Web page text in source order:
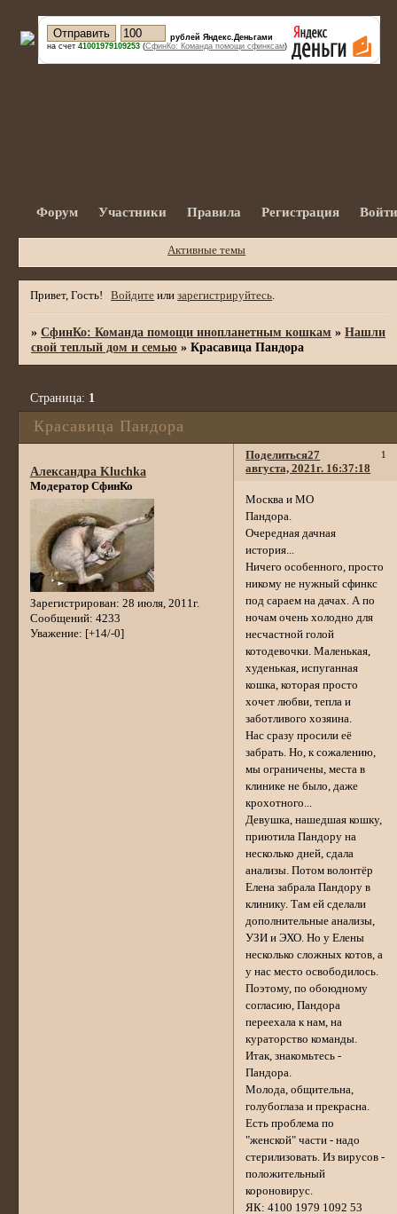
рублей Яндекс.Деньгами
на счет 41001979109253 (СфинКо: Команда помощи сфинксам)
Форум Участники Правила Регистрация
Активные темы
Привет, Гость! Войдите илизарегистрируйтесь.
»СфинКо: Команда помощи инопланетным кошкам »Нашли
свой теплый дом и семью »Красавица Пандора
Красавица Пандора
Страница: 1
Поделиться 1
27
августа, 2021г. 16:37:18
Александра Kluchka
Модератор СфинКо
Зарегистрирован: 28 июля, 2011г.
Сообщений: 4233
Уважение: [+14/-0]
Москва и МО
Пандора.
Очередная дачная
история...
Ничего особенного, просто
никому не нужный сфинкс
под сараем на дачах. А по
ночам очень холодно для
несчастной голой
котодевочки. Маленькая,
худенькая, испуганная
кошка, которая просто
хочет любви, тепла и
заботливого хозяина.
Нас сразу просили её
забрать. Но, к сожалению,
мы ограничены, места в
клинике не было, даже
крохотного...
Девушка, нашедшая кошку,
приютила Пандору на
несколько дней, сдала
анализы. Потом волонтёр
Елена забрала Пандору в
клинику. Там ей сделали
дополнительные анализы,
УЗИ и ЭХО. Но у Елены
несколько сложных котов, а
у нас место освободилось.
Поэтому, по обоюдному
согласию, Пандора
переехала к нам, на
кураторство команды.
Итак, знакомьтесь -
Пандора.
Молода, общительна,
голубоглаза и прекрасна.
Есть проблема по
"женской" части - надо
стерилизовать. Из вирусов -
положительный
короновирус.
ЯК: 4100 1979 1092 53